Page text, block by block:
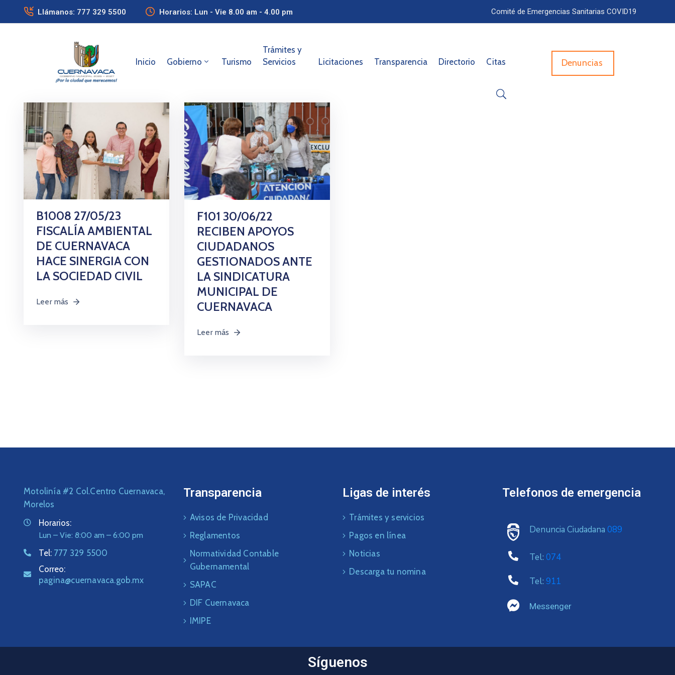
Llámanos: 777 329 5500 Horarios: Lun - Vie 8.00 am - 4.00 pm Comité de Emergencias Sanitarias COVID19
Inicio Gobierno Turismo
Trámites y
Servicios
Licitaciones Transparencia Directorio Citas Denuncias
B1008 27/05/23
FISCALÍA AMBIENTAL
DE CUERNAVACA
HACE SINERGIA CON
LA SOCIEDAD CIVIL
Leer más
F101 30/06/22
RECIBEN APOYOS
CIUDADANOS
GESTIONADOS ANTE
LA SINDICATURA
MUNICIPAL DE
CUERNAVACA
Leer más
Motolinía #2 Col.Centro Cuernavaca,
Morelos
Horarios:
Lun – Vie: 8:00 am – 6:00 pm
Tel: 777 329 5500
Correo:
pagina@cuernavaca.gob.mx
Transparencia
Avisos de Privacidad
Reglamentos
Normatividad Contable
Gubernamental
SAPAC
DIF Cuernavaca
IMIPE
Ligas de interés
Trámites y servicios
Pagos en línea
Noticias
Descarga tu nomina
Telefonos de emergencia
Denuncia Ciudadana 089
Tel: 074
Tel: 911
Messenger
Síguenos